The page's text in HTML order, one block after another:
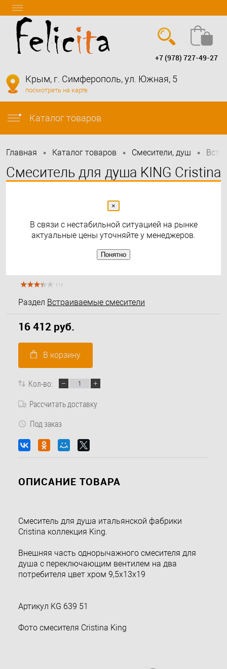
info@felicita-crimea.ru
+7 (978) 727-49-27
Крым, г. Симферополь, ул. Южная, 5
посмотреть на карте
Каталог товаров
Главная • Каталог товаров • Смесители, душ •
Смеситель для душа KING Cristina
( 1 )
Раздел Встраиваемые смесители
16 412 руб.
В корзину
Кол-во:
Рассчитать доставку
Под заказ
ОПИСАНИЕ ТОВАРА
Смеситель для душа итальянской фабрики
Cristina коллекция King.
Внешняя часть однорычажного смесителя для
душа с переключающим вентилем на два
потребителя цвет хром 9,5х13х19
Артикул KG 639 51
Фото смесителя Cristina King
×
В связи с нестабильной ситуацией на рынке
актуальные цены уточняйте у менеджеров.
Понятно